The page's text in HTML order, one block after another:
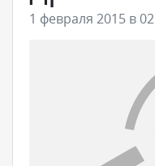
1 февраля 2015 в